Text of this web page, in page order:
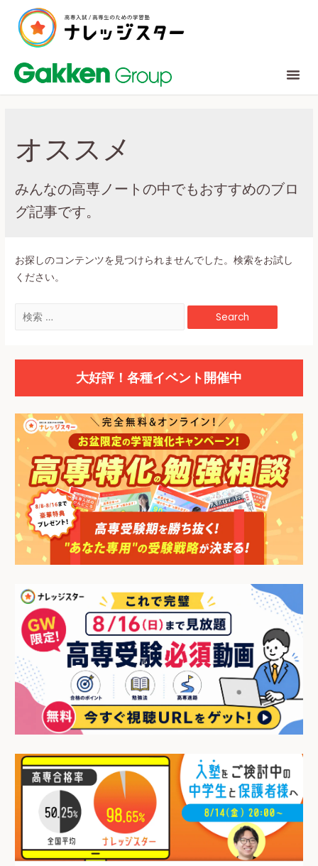
オススメ
みんなの高専ノートの中でもおすすめのブロ
グ記事です。
お探しのコンテンツを見つけられませんでした。検索をお試し
ください。
大好評！各種イベント開催中